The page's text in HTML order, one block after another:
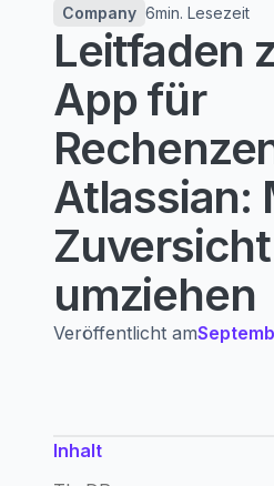
Company 6min. Lesezeit
Leitfaden
App für
Atlassian:
Zuversicht
umziehen
Veröffentlicht am
Inhalt